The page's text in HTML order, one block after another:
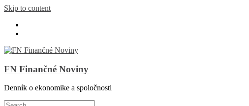
Skip to content
FN Finančné Noviny
Denník o ekonomike a spoločnosti